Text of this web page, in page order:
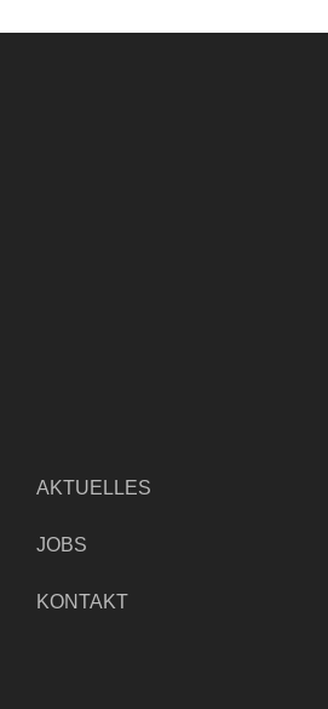
AKTUELLES
JOBS
KONTAKT